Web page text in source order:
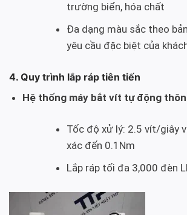
trường biển, hóa chất
Đa dạng màu sắc theo
yêu cầu đặc biệt của
4. Quy trình lắp ráp tiên tiến
Hệ thống máy bắt vít tự động
Tốc độ xử lý: 2.5 vít/giây
xác đến 0.1Nm
Lắp ráp tối đa 3,000 đèn